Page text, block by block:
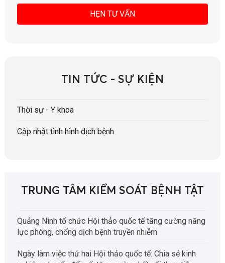
TIN TỨC - SỰ KIỆN
Thời sự - Y khoa
Cập nhật tình hình dịch bệnh
TRUNG TÂM KIỂM SOÁT BỆNH TẬT
Quảng Ninh tổ chức Hội thảo quốc tế tăng cường năng
lực phòng, chống dịch bệnh truyền nhiễm
Ngày làm việc thứ hai Hội thảo quốc tế: Chia sẻ kinh